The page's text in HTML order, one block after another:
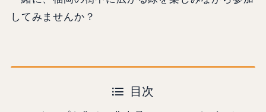
してみませんか？
目次